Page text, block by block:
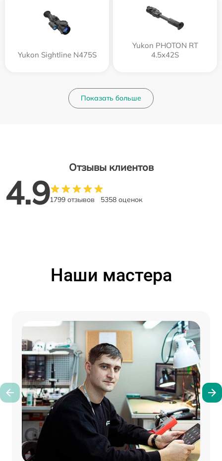
Yukon Sightline N475S
Yukon PHOTON RT
4.5x42S
Показать больше
Отзывы клиентов
4.91799 отзывов 5358 оценок
Наши мастера